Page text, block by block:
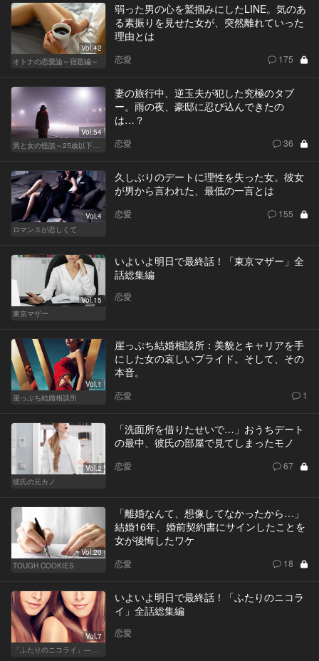
Vol.42
オトナの恋愛論～宿題編～
弱った男の心を鷲掴みにしたLINE。気のあ
る素振りを見せた女が、突然離れていった
理由とは
恋愛 175
Vol.54
妻の旅行中、逆玉夫が犯した究極のタブ
ー。雨の夜、豪邸に忍び込んできたの
は…？
恋愛 36
Vol.4
ロマンスが恋しくて
久しぶりのデートに理性を失った女。彼女
が男から言われた、最低の一言とは
恋愛 155
Vol.15
東京マザー
いよいよ明日で最終話！「東京マザー」全
話総集編
恋愛
Vol.1
崖っぷち結婚相談所
崖っぷち結婚相談所：美貌とキャリアを手
にした女の哀しいプライド。そして、その
本音。
恋愛 1
Vol.2
彼氏の元カノ
「洗面所を借りたせいで…」おうちデート
の最中、彼氏の部屋で見てしまったモノ
恋愛 67
Vol.20
TOUGH COOKIES
「離婚なんて、想像してなかったから…」
結婚16年、婚前契約書にサインしたことを
女が後悔したワケ
恋愛 18
Vol.7
いよいよ明日で最終話！「ふたりのニコラ
イ」全話総集編
恋愛